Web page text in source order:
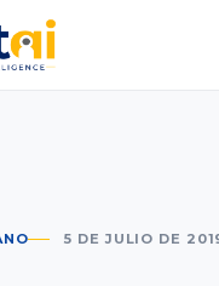
5 DE JULIO DE